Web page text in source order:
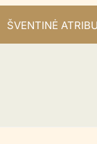
ŠVENTINĖ